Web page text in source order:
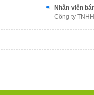
Nhân viên
Công ty